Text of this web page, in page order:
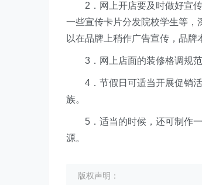
2．网上开店要及时做好宣传
一些宣传卡片分发院校学生等，
以在品牌上稍作广告宣传，品牌
3．网上店面的装修格调规范
4．节假日可适当开展促销活
族。
5．适当的时候，还可制作一
源。
版权声明：